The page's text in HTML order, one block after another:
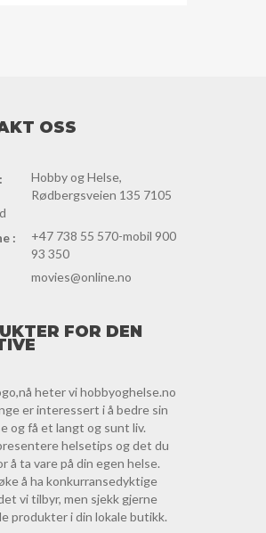
OSS
Hobby og Helse,
Rødbergsveien 135 7105
:
+47 738 55 570-mobil 900
93 350
movies@online.no
FOR DEN
heter vi hobbyoghelse.no
er interessert i å bedre sin
og få et langt og sunt liv.
helsetips og det du
å ta vare på din egen helse.
å ha konkurransedyktige
vi tilbyr, men sjekk gjerne
produkter i din lokale butikk.